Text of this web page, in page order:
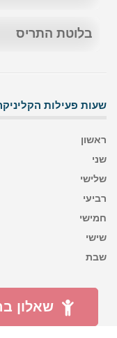
בלוטת התריס
שעות פעילות
ראשון
שני
שלישי
רביעי
חמישי
שישי
שבת
שאלון